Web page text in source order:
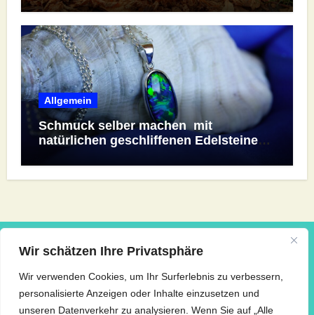
Wir schätzen Ihre Privatsphäre
Wir verwenden Cookies, um Ihr Surferlebnis zu verbessern,
personalisierte Anzeigen oder Inhalte einzusetzen und
unseren Datenverkehr zu analysieren. Wenn Sie auf „Alle
Allgemein
Schmuck selber machen mit
natürlichen geschliffenen Edelsteine
Mode – Textil – Fashion | Blog
Über das Gefühl von Lieblingsstücken und die Kunst, sich